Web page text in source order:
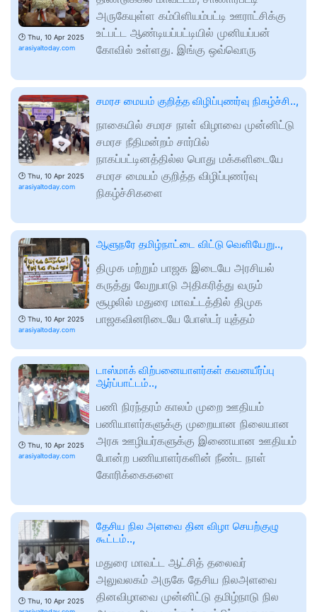
🕑 Thu, 10 Apr 2025
arasiyaltoday.com
அருகேயுள்ள கம்பிளியம்பட்டி ஊராட்சிக்கு
உட்பட்ட ஆண்டியப்பட்டியில் முனியப்பன்
கோவில் உள்ளது. இங்கு ஒவ்வொரு
🕑 Thu, 10 Apr 2025
arasiyaltoday.com
சமரச மையம் குறித்த விழிப்புணர்வு நிகழ்ச்சி..,
நாகையில் சமரச நாள் விழாவை முன்னிட்டு
சமரச நீதிமன்றம் சார்பில்
நாகப்பட்டினத்தில்ல பொது மக்களிடையே
சமரச மையம் குறித்த விழிப்புணர்வு
நிகழ்ச்சிகளை
🕑 Thu, 10 Apr 2025
arasiyaltoday.com
ஆளுநரே தமிழ்நாட்டை விட்டு வெளியேறு..,
திமுக மற்றும் பாஜக இடையே அரசியல்
கருத்து வேறுபாடு அதிகரித்து வரும்
சூழலில் மதுரை மாவட்டத்தில் திமுக
பாஜகவினரிடையே போஸ்டர் யுத்தம்
🕑 Thu, 10 Apr 2025
arasiyaltoday.com
டாஸ்மாக் விற்பனையாளர்கள் கவனயீர்ப்பு
ஆர்ப்பாட்டம்..,
பணி நிரந்தரம் காலம் முறை ஊதியம்
பணியாளர்களுக்கு முறையான நிலையான
அரசு ஊழியர்களுக்கு இணையான ஊதியம்
போன்ற பணியாளர்களின் நீண்ட நாள்
கோரிக்கைகளை
🕑 Thu, 10 Apr 2025
தேசிய நில அளவை தின விழா செயற்குழு
கூட்டம்..,
மதுரை மாவட்ட ஆட்சித் தலைவர்
அலுவலகம் அருகே தேசிய நிலஅளவை
தினவிழாவை முன்னிட்டு தமிழ்நாடு நில